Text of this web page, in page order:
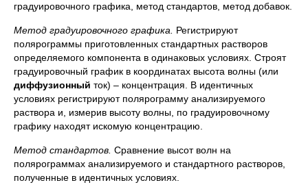
градуировочного графика, метод стандартов, метод добавок.
Метод градуировочного графика. Регистрируют
полярограммы приготовленных стандартных растворов
определяемого компонента в одинаковых условиях. Строят
градуировочный график в координатах высота волны (или
диффузионный ток) – концентрация. В идентичных
условиях регистрируют полярограмму анализируемого
раствора и, измерив высоту волны, по градуировочному
графику находят искомую концентрацию.
Метод стандартов. Сравнение высот волн на
полярограммах анализируемого и стандартного растворов,
полученные в идентичных условиях.